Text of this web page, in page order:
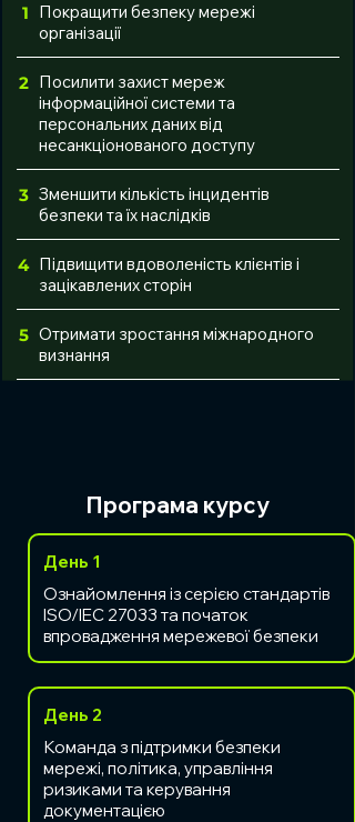
1 Покращити безпеку мережі
організації
2 Посилити захист мереж
інформаційної системи та
персональних даних від
несанкціонованого доступу
3 Зменшити кількість інцидентів
безпеки та їх наслідків
4 Підвищити вдоволеність клієнтів і
зацікавлених сторін
5 Отримати зростання міжнародного
визнання
Програма курсу
День 1
Ознайомлення із серією стандартів
ISO/IEC 27033 та початок
впровадження мережевої безпеки
День 2
Команда з підтримки безпеки
мережі, політика, управління
ризиками та керування
документацією